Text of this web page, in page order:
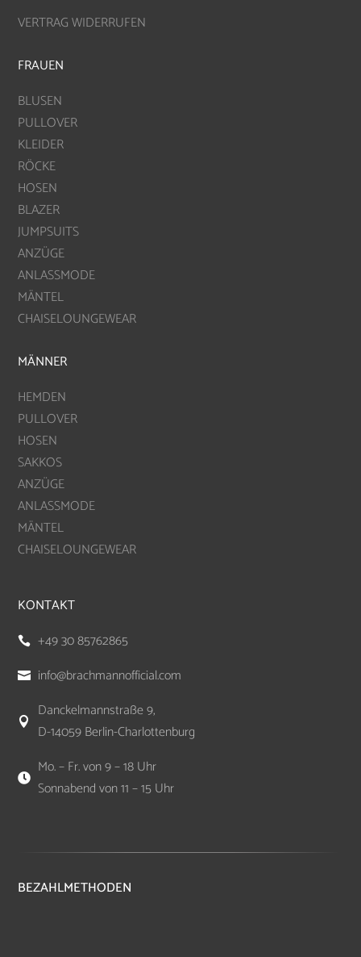
VERTRAG WIDERRUFEN
FRAUEN
BLUSEN
PULLOVER
KLEIDER
RÖCKE
HOSEN
BLAZER
JUMPSUITS
ANZÜGE
ANLASSMODE
MÄNTEL
CHAISELOUNGEWEAR
MÄNNER
HEMDEN
PULLOVER
HOSEN
SAKKOS
ANZÜGE
ANLASSMODE
MÄNTEL
CHAISELOUNGEWEAR
KONTAKT
 +49 30 85762865
 info@brachmannofficial.com

Danckelmannstraße 9,
D-14059 Berlin-Charlottenburg

Mo. – Fr. von 9 – 18 Uhr
Sonnabend von 11 – 15 Uhr
BEZAHLMETHODEN